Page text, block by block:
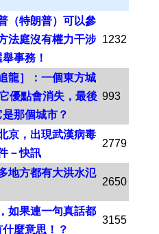
（特朗普）可以參
法庭沒有權力干涉
事務！
1232
龍］：一個東方城
優點會消失，最後
那個城市？
993
京，出現武漢病毒
－快訊
2779
地方都有大洪水氾
2650
如果連一句真話都
麼意思！？
3155